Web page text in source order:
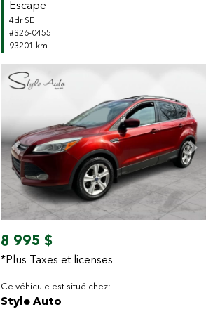
Escape
4dr SE
#S26-0455
93201 km
Previous
8 995 $
*Plus Taxes et licenses
Ce véhicule est situé chez:
Style Auto